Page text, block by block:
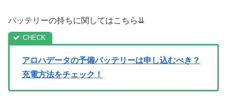
バッテリーの持ちに関してはこちら⇊
アロハデータの予備バッテリーは申し込むべき？
充電方法をチェック！